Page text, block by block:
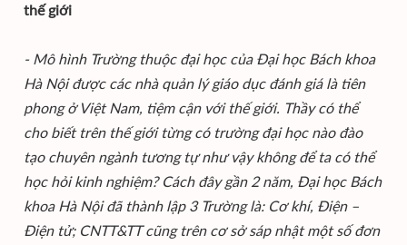
thế giới
- Mô hình Trường thuộc đại học của Đại học Bách khoa
Hà Nội được các nhà quản lý giáo dục đánh giá là tiên
phong ở Việt Nam, tiệm cận với thế giới. Thầy có thể
cho biết trên thế giới từng có trường đại học nào đào
tạo chuyên ngành tương tự như vậy không để ta có thể
học hỏi kinh nghiệm? Cách đây gần 2 năm, Đại học Bách
khoa Hà Nội đã thành lập 3 Trường là: Cơ khí, Điện –
Điện tử; CNTT&TT cũng trên cơ sở sáp nhật một số đơn